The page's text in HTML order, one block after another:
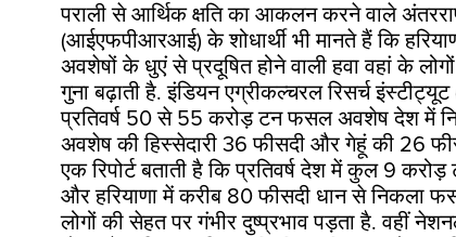
पराली से आर्थिक क्षति का आकलन करने वाले
(आईएफपीआरआई) के शोधार्थी भी मानते हैं कि
अवशेषों के धुएं से प्रदूषित होने वाली हवा वहां के
गुना बढ़ाती है. इंडियन एग्रीकल्चरल रिसर्च
प्रतिवर्ष 50से 55 करोड़ टन फसल अवशेष देश में
अवशेष की हिस्सेदारी 36फीसदी और गेहूं की 26
एक रिपोर्ट बताती है कि प्रतिवर्ष देश में कुल 9 करोड़
और हरियाणा में करीब 80फीसदी धान से निकला
लोगों की सेहत पर गंभीर दुष्प्रभाव पड़ता है. वहीं